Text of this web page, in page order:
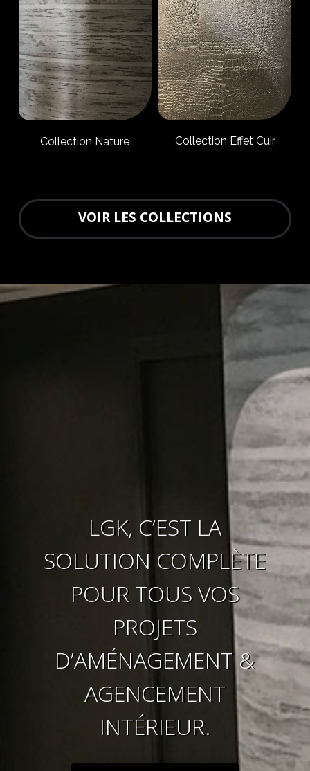
Collection Nature Collection Effet Cuir
VOIR LES COLLECTIONS
LGK, C’EST LA
SOLUTION COMPLÈTE
POUR TOUS VOS
PROJETS
D’AMÉNAGEMENT &
AGENCEMENT
INTÉRIEUR.